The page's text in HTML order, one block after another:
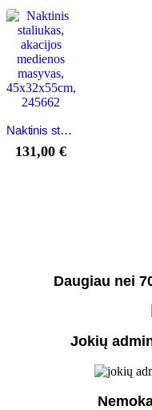
Naktinis staliukas, akacijos medienos masyvas, 45x32x55cm, 245662
131,00€
Daugiau nei
Jokių